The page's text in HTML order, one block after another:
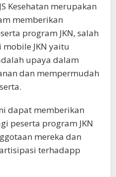
Kesehatan merupakan
memberikan
program JKN, salah
JKN yaitu
upaya dalam
dan mempermudah
dapat memberikan
peserta program JKN
mereka dan
terhadapp